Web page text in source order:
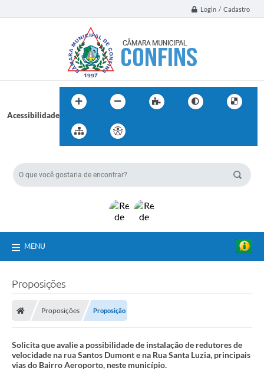
Login / Cadastro
Acessibilidade
MENU
Proposições
Proposições Proposição
Solicita que avalie a possibilidade de instalação de redutores de
velocidade na rua Santos Dumont e na Rua Santa Luzia, principais
vias do Bairro Aeroporto, neste município.